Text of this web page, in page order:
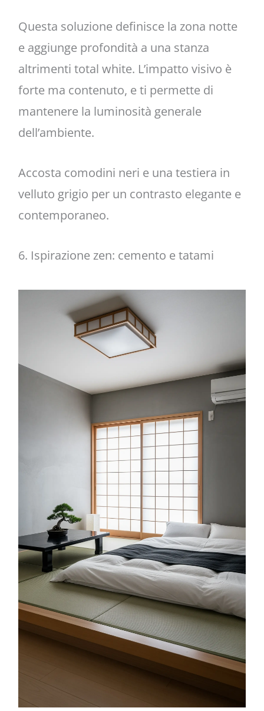
Questa soluzione definisce la zona notte
e aggiunge profondità a una stanza
altrimenti total white. L’impatto visivo è
forte ma contenuto, e ti permette di
mantenere la luminosità generale
dell’ambiente.
Accosta comodini neri e una testiera in
velluto grigio per un contrasto elegante e
contemporaneo.
6. Ispirazione zen: cemento e tatami